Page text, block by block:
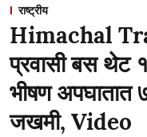
राष्ट्रीय
Himachal
प्रवासी बस थेट
भीषण
जखमी, Video